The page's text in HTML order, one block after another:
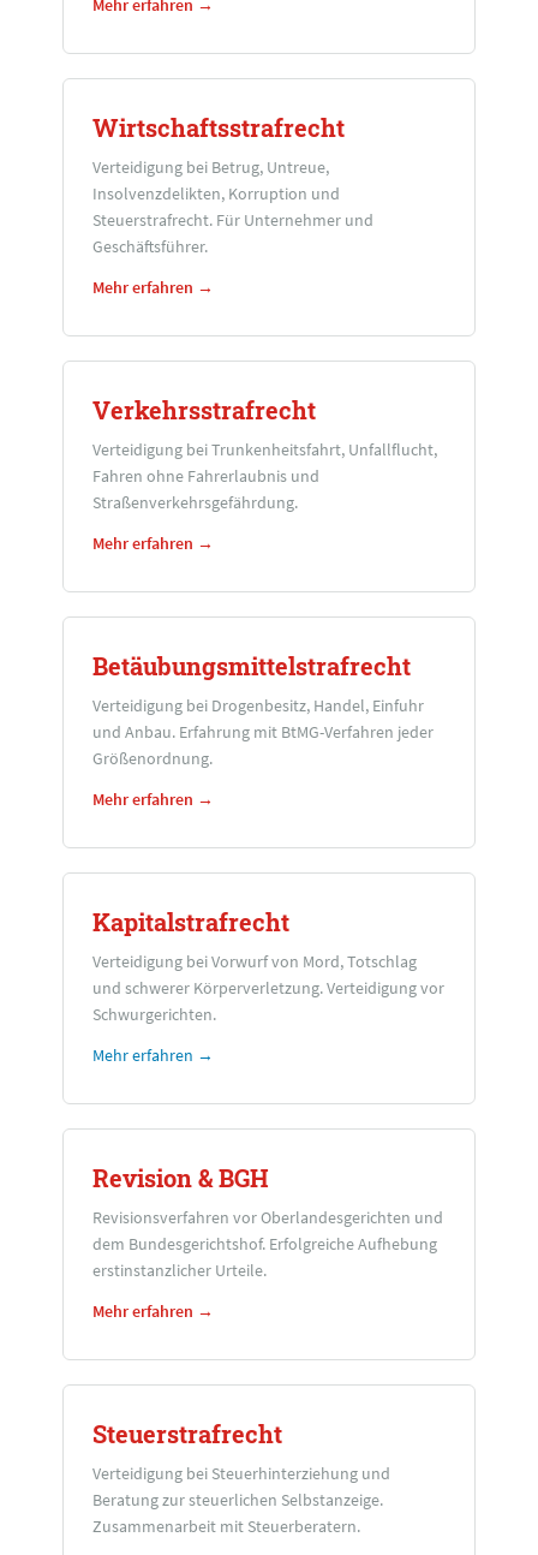
Mehr erfahren →
Wirtschaftsstrafrecht
Verteidigung bei Betrug, Untreue,
Insolvenzdelikten, Korruption und
Steuerstrafrecht. Für Unternehmer und
Geschäftsführer.
Mehr erfahren →
Verkehrsstrafrecht
Verteidigung bei Trunkenheitsfahrt, Unfallflucht,
Fahren ohne Fahrerlaubnis und
Straßenverkehrsgefährdung.
Mehr erfahren →
Betäubungsmittelstrafrecht
Verteidigung bei Drogenbesitz, Handel, Einfuhr
und Anbau. Erfahrung mit BtMG-Verfahren jeder
Größenordnung.
Mehr erfahren →
Kapitalstrafrecht
Verteidigung bei Vorwurf von Mord, Totschlag
und schwerer Körperverletzung. Verteidigung vor
Schwurgerichten.
Mehr erfahren →
Revision & BGH
Revisionsverfahren vor Oberlandesgerichten und
dem Bundesgerichtshof. Erfolgreiche Aufhebung
erstinstanzlicher Urteile.
Mehr erfahren →
Steuerstrafrecht
Verteidigung bei Steuerhinterziehung und
Beratung zur steuerlichen Selbstanzeige.
Zusammenarbeit mit Steuerberatern.